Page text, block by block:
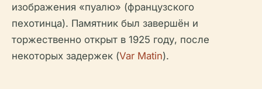
изображения «пуалю» (французского
пехотинца). Памятник был завершён и
торжественно открыт в 1925 году, после
некоторых задержек (Var Matin).